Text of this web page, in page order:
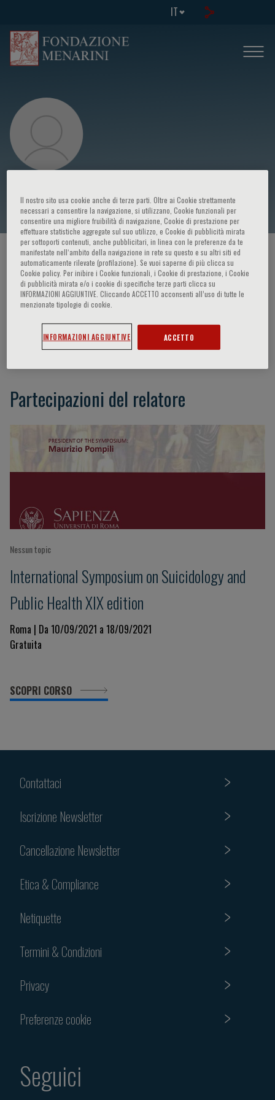
IT
Laura Orsolini
HOME PAGE / CORSI ED EVENTI / RELATORE
Laura Orsolini
Ancona, Italy
Partecipazioni del relatore
Nessun topic
International Symposium on Suicidology and
Public Health XIX edition
Roma | Da 10/09/2021 a 18/09/2021
Gratuita
SCOPRI CORSO
Contattaci
Iscrizione Newsletter
Cancellazione Newsletter
Etica & Compliance
Netiquette
Termini & Condizioni
Privacy
Preferenze cookie
Seguici
Il nostro sito usa cookie anche di terze parti. Oltre ai Cookie strettamente
necessari a consentire la navigazione, si utilizzano, Cookie funzionali per
consentire una migliore fruibilità di navigazione, Cookie di prestazione per
effettuare statistiche aggregate sul suo utilizzo, e Cookie di pubblicità mirata
per sottoporti contenuti, anche pubblicitari, in linea con le preferenze da te
manifestate nell‘ambito della navigazione in rete su questo e su altri siti ed
automaticamente rilevate (profilazione). Se vuoi saperne di più clicca su
Cookie policy. Per inibire i Cookie funzionali, i Cookie di prestazione, i Cookie
di pubblicità mirata e/o i cookie di specifiche terze parti clicca su
INFORMAZIONI AGGIUNTIVE. Cliccando ACCETTO acconsenti all’uso di tutte le
menzionate tipologie di cookie.
INFORMAZIONI AGGIUNTIVE ACCETTO